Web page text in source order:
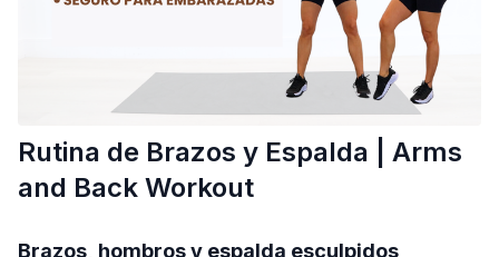
Rutina de Brazos y Espalda | Arms
and Back Workout
Brazos, hombros y espalda esculpidos